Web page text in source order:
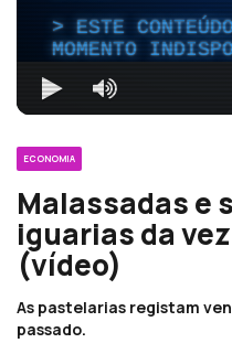
ESTE
MOMENTO
ECONOMIA
Malassadas e
iguarias da
(vídeo)
As pastelarias registam
passado.